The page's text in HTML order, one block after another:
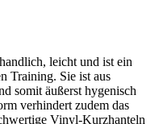
leicht und ist ein
Training. Sie ist aus
somit äußerst hygenisch
verhindert zudem das
Vinyl-Kurzhanteln